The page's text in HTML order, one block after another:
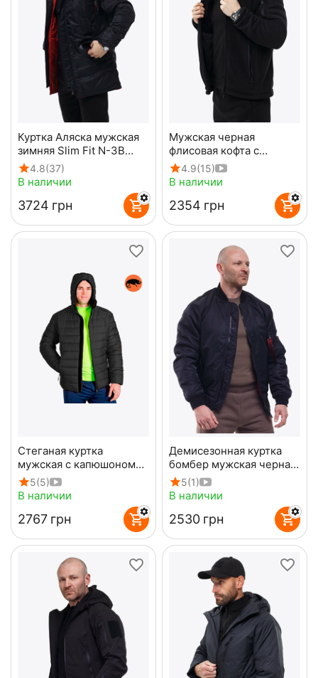
Куртка Аляска мужская
зимняя Slim Fit N-3B
Black
4.8(37)
В наличии
‍3724‍ грн
Мужская черная
флисовая кофта с
капюшоном Viking Black
4.9(15)
В наличии
‍2354‍ грн
Стеганая куртка
мужская с капюшоном
Maximus Black черная
5(5)
В наличии
‍2767‍ грн
Демисезонная куртка
бомбер мужская черная
5(1)
В наличии
‍2530‍ грн